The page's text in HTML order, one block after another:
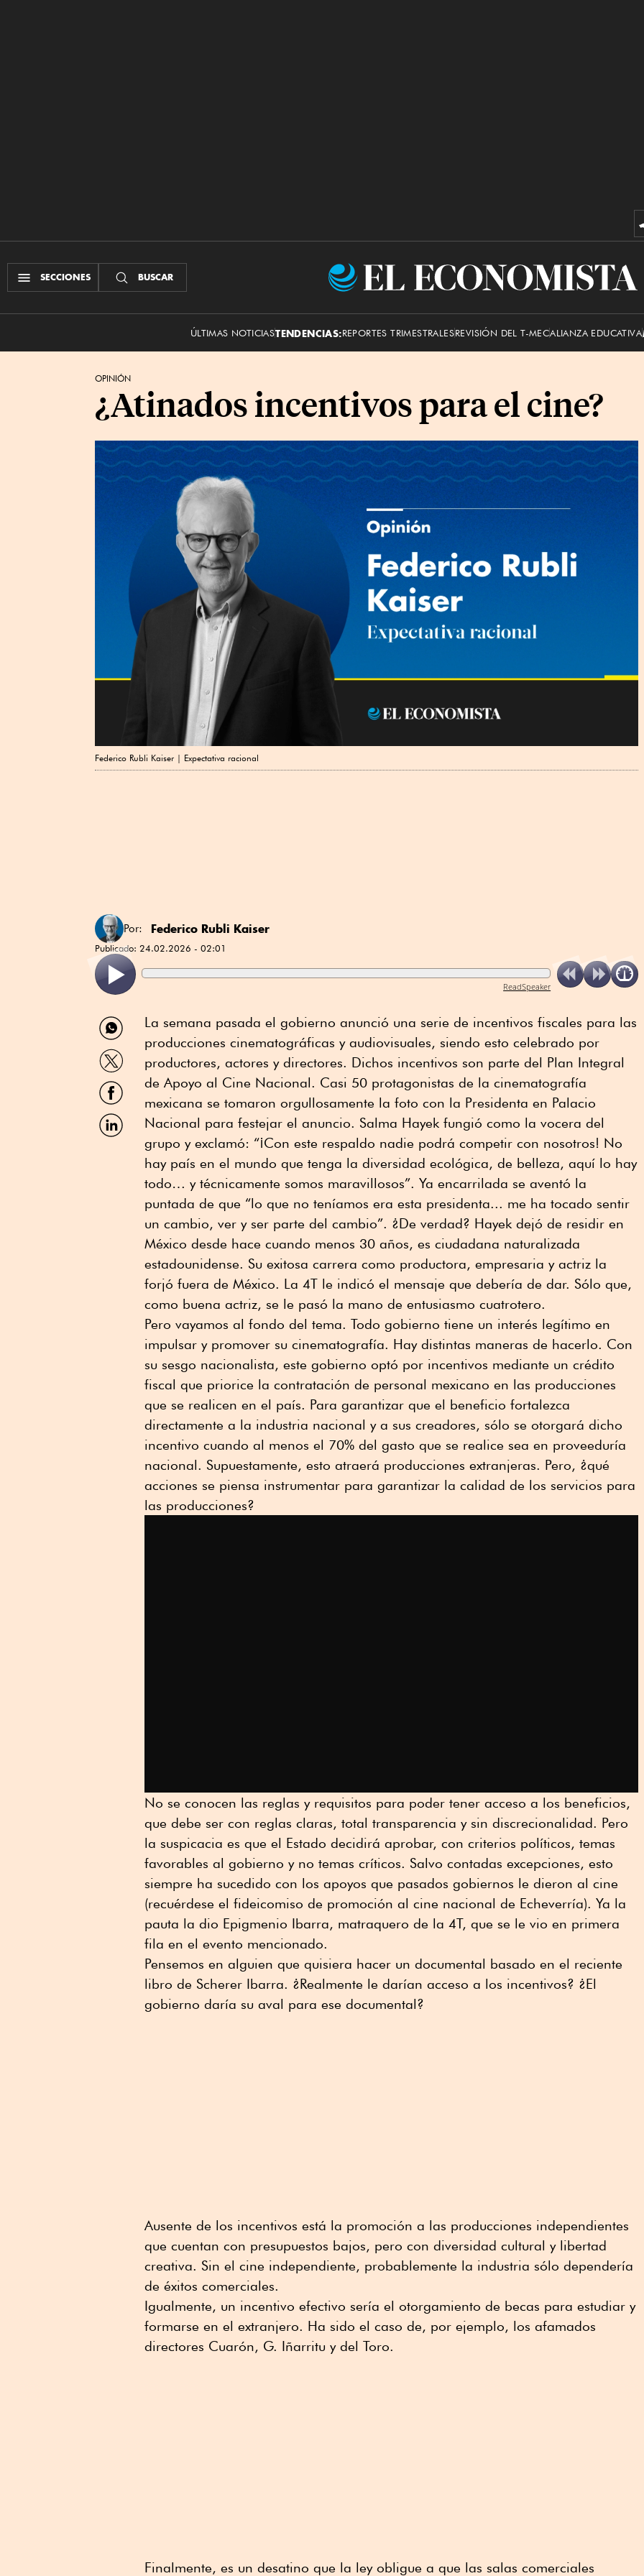
SECCIONES BUSCAR
El
ÚLTIMAS NOTICIASTENDENCIAS:REPORTES TRIMESTRALESREVISIÓN DEL T-MECALIANZA EDUCATIVA
OPINIÓN
¿Atinados incentivos para el cine?
Federico Rubli Kaiser | Expectativa racional
Por: Federico Rubli Kaiser
Publicado: 24.02.2026 - 02:01
ReadSpeaker
Compartir
por
WhatsApp
Compartir
por
Twitter
Compartir
por
Facebook
Compartir
por
La semana pasada el gobierno anunció una serie de incentivos fiscales para las
producciones cinematográficas y audiovisuales, siendo esto celebrado por
productores, actores y directores. Dichos incentivos son parte del Plan Integral
de Apoyo al Cine Nacional. Casi 50 protagonistas de la cinematografía
mexicana se tomaron orgullosamente la foto con la Presidenta en Palacio
Nacional para festejar el anuncio. Salma Hayek fungió como la vocera del
grupo y exclamó: “¡Con este respaldo nadie podrá competir con nosotros! No
hay país en el mundo que tenga la diversidad ecológica, de belleza, aquí lo hay
todo… y técnicamente somos maravillosos”. Ya encarrilada se aventó la
puntada de que “lo que no teníamos era esta presidenta... me ha tocado sentir
un cambio, ver y ser parte del cambio”. ¿De verdad? Hayek dejó de residir en
México desde hace cuando menos 30 años, es ciudadana naturalizada
estadounidense. Su exitosa carrera como productora, empresaria y actriz la
forjó fuera de México. La 4T le indicó el mensaje que debería de dar. Sólo que,
como buena actriz, se le pasó la mano de entusiasmo cuatrotero.
Pero vayamos al fondo del tema. Todo gobierno tiene un interés legítimo en
impulsar y promover su cinematografía. Hay distintas maneras de hacerlo. Con
su sesgo nacionalista, este gobierno optó por incentivos mediante un crédito
fiscal que priorice la contratación de personal mexicano en las producciones
que se realicen en el país. Para garantizar que el beneficio fortalezca
directamente a la industria nacional y a sus creadores, sólo se otorgará dicho
incentivo cuando al menos el 70% del gasto que se realice sea en proveeduría
nacional. Supuestamente, esto atraerá producciones extranjeras. Pero, ¿qué
acciones se piensa instrumentar para garantizar la calidad de los servicios para
las producciones?
No se conocen las reglas y requisitos para poder tener acceso a los beneficios,
que debe ser con reglas claras, total transparencia y sin discrecionalidad. Pero
la suspicacia es que el Estado decidirá aprobar, con criterios políticos, temas
favorables al gobierno y no temas críticos. Salvo contadas excepciones, esto
siempre ha sucedido con los apoyos que pasados gobiernos le dieron al cine
(recuérdese el fideicomiso de promoción al cine nacional de Echeverría). Ya la
pauta la dio Epigmenio Ibarra, matraquero de la 4T, que se le vio en primera
fila en el evento mencionado.
Pensemos en alguien que quisiera hacer un documental basado en el reciente
libro de Scherer Ibarra. ¿Realmente le darían acceso a los incentivos? ¿El
gobierno daría su aval para ese documental?
Ausente de los incentivos está la promoción a las producciones independientes
que cuentan con presupuestos bajos, pero con diversidad cultural y libertad
creativa. Sin el cine independiente, probablemente la industria sólo dependería
de éxitos comerciales.
Igualmente, un incentivo efectivo sería el otorgamiento de becas para estudiar y
formarse en el extranjero. Ha sido el caso de, por ejemplo, los afamados
directores Cuarón, G. Iñarritu y del Toro.
Finalmente, es un desatino que la ley obligue a que las salas comerciales